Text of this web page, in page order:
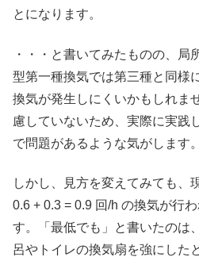
とになります。
・・・と書いてみたものの、局
型第一種換気では第三種と同様
換気が発生しにくいかもしれま
慮していないため、実際に実践
で問題があるような気がします。
しかし、見方を変えてみても、
0.6 + 0.3 = 0.9 回/h の換気が行
す。「最低でも」と書いたのは
呂やトイレの換気扇を強にした